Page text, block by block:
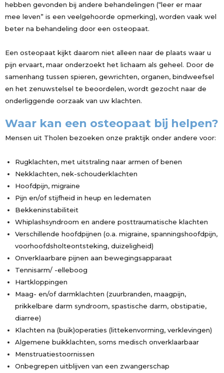
hebben gevonden bij andere behandelingen (“leer er maar
mee leven” is een veelgehoorde opmerking), worden vaak wel
beter na behandeling door een osteopaat.
Een osteopaat kijkt daarom niet alleen naar de plaats waar u
pijn ervaart, maar onderzoekt het lichaam als geheel. Door de
samenhang tussen spieren, gewrichten, organen, bindweefsel
en het zenuwstelsel te beoordelen, wordt gezocht naar de
onderliggende oorzaak van uw klachten.
Waar kan een osteopaat bij helpen?
Mensen uit Tholen bezoeken onze praktijk onder andere voor:
Rugklachten, met uitstraling naar armen of benen
Nekklachten, nek-schouderklachten
Hoofdpijn, migraine
Pijn en/of stijfheid in heup en ledematen
Bekkeninstabiliteit
Whiplashsyndroom en andere posttraumatische klachten
Verschillende hoofdpijnen (o.a. migraine, spanningshoofdpijn,
voorhoofdsholteontsteking, duizeligheid)
Onverklaarbare pijnen aan bewegingsapparaat
Tennisarm/ -elleboog
Hartkloppingen
Maag- en/of darmklachten (zuurbranden, maagpijn,
prikkelbare darm syndroom, spastische darm, obstipatie,
diarree)
Klachten na (buik)operaties (littekenvorming, verklevingen)
Algemene buikklachten, soms medisch onverklaarbaar
Menstruatiestoornissen
Onbegrepen uitblijven van een zwangerschap